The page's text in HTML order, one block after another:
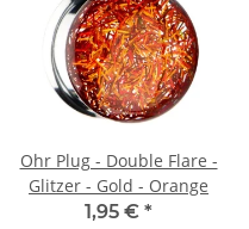
Ohr Plug - Double Flare -
Glitzer - Gold - Orange
1,95 € *